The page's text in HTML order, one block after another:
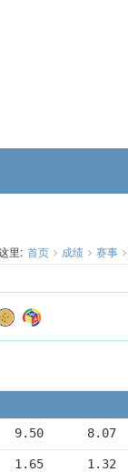
里: 首页 成绩 赛事
9.50      8.07
1.65      1.32